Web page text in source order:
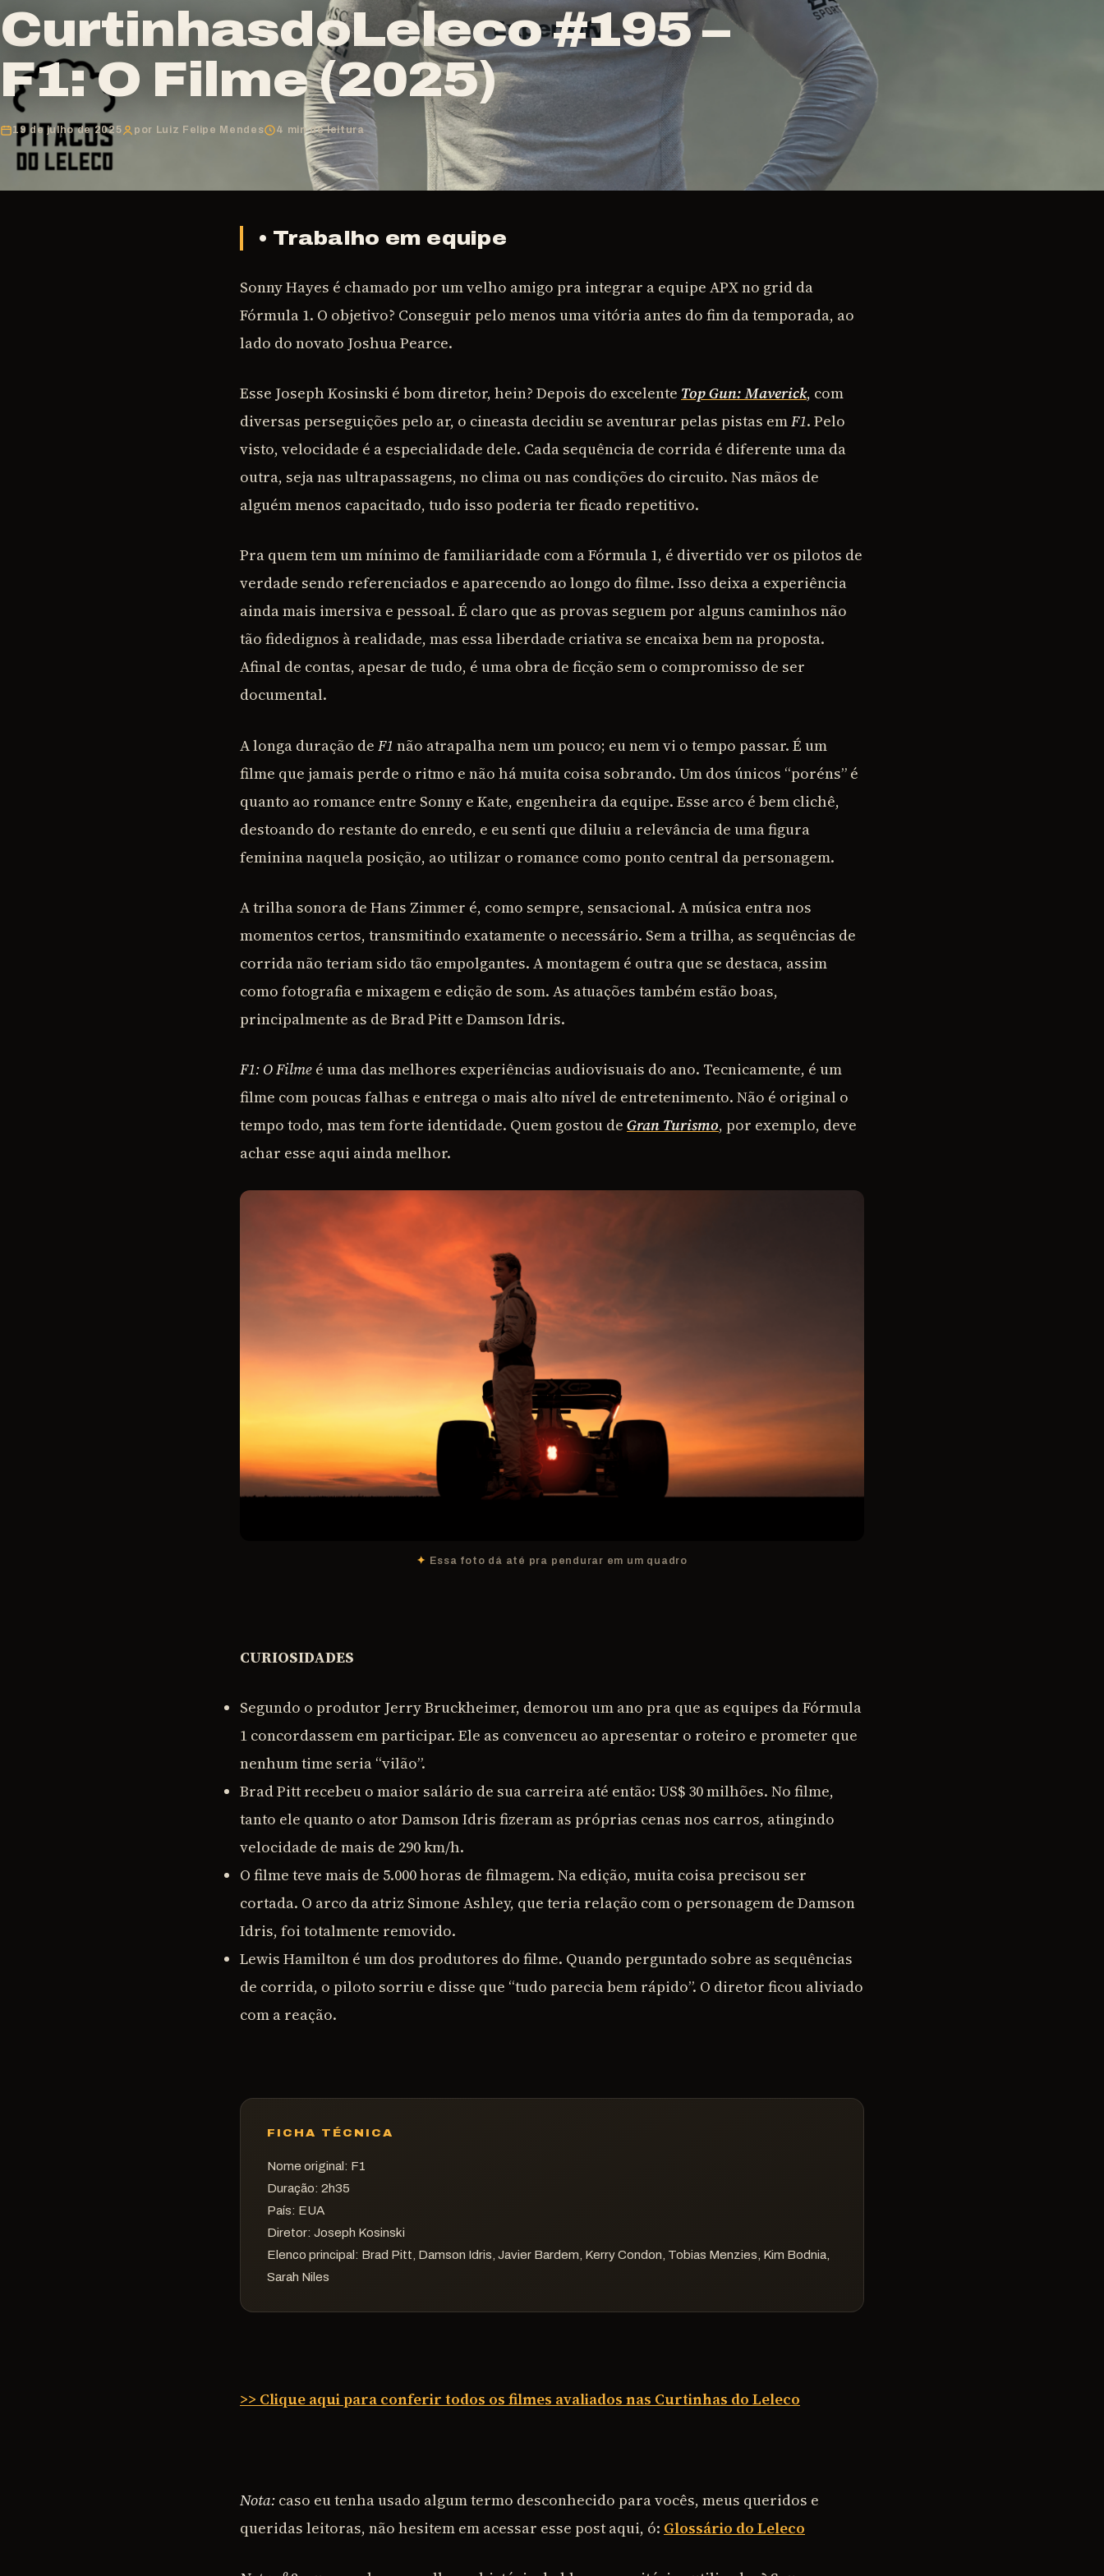
CurtinhasdoLeleco #195 –
F1: O Filme (2025)
19 de julho de 2025 por Luiz Felipe Mendes 4 min de leitura
• Trabalho em equipe
Sonny Hayes é chamado por um velho amigo pra integrar a equipe APX no grid da
Fórmula 1. O objetivo? Conseguir pelo menos uma vitória antes do fim da temporada, ao
lado do novato Joshua Pearce.
Esse Joseph Kosinski é bom diretor, hein? Depois do excelente Top Gun: Maverick, com
diversas perseguições pelo ar, o cineasta decidiu se aventurar pelas pistas emF1. Pelo
visto, velocidade é a especialidade dele. Cada sequência de corrida é diferente uma da
outra, seja nas ultrapassagens, no clima ou nas condições do circuito. Nas mãos de
alguém menos capacitado, tudo isso poderia ter ficado repetitivo.
Pra quem tem um mínimo de familiaridade com a Fórmula 1, é divertido ver os pilotos de
verdade sendo referenciados e aparecendo ao longo do filme. Isso deixa a experiência
ainda mais imersiva e pessoal. É claro que as provas seguem por alguns caminhos não
tão fidedignos à realidade, mas essa liberdade criativa se encaixa bem na proposta.
Afinal de contas, apesar de tudo, é uma obra de ficção sem o compromisso de ser
documental.
A longa duração de F1 não atrapalha nem um pouco; eu nem vi o tempo passar. É um
filme que jamais perde o ritmo e não há muita coisa sobrando. Um dos únicos “poréns” é
quanto ao romance entre Sonny e Kate, engenheira da equipe. Esse arco é bem clichê,
destoando do restante do enredo, e eu senti que diluiu a relevância de uma figura
feminina naquela posição, ao utilizar o romance como ponto central da personagem.
A trilha sonora de Hans Zimmer é, como sempre, sensacional. A música entra nos
momentos certos, transmitindo exatamente o necessário. Sem a trilha, as sequências de
corrida não teriam sido tão empolgantes. A montagem é outra que se destaca, assim
como fotografia e mixagem e edição de som. As atuações também estão boas,
principalmente as de Brad Pitt e Damson Idris.
F1: O Filme é uma das melhores experiências audiovisuais do ano. Tecnicamente, é um
filme com poucas falhas e entrega o mais alto nível de entretenimento. Não é original o
tempo todo, mas tem forte identidade. Quem gostou de Gran Turismo, por exemplo, deve
achar esse aqui ainda melhor.
Essa foto dá até pra pendurar em um quadro
CURIOSIDADES
Segundo o produtor Jerry Bruckheimer, demorou um ano pra que as equipes da Fórmula
1 concordassem em participar. Ele as convenceu ao apresentar o roteiro e prometer que
nenhum time seria “vilão”.
Brad Pitt recebeu o maior salário de sua carreira até então: US$ 30 milhões. No filme,
tanto ele quanto o ator Damson Idris fizeram as próprias cenas nos carros, atingindo
velocidade de mais de 290 km/h.
O filme teve mais de 5.000 horas de filmagem. Na edição, muita coisa precisou ser
cortada. O arco da atriz Simone Ashley, que teria relação com o personagem de Damson
Idris, foi totalmente removido.
Lewis Hamilton é um dos produtores do filme. Quando perguntado sobre as sequências
de corrida, o piloto sorriu e disse que “tudo parecia bem rápido”. O diretor ficou aliviado
com a reação.
FICHA TÉCNICA
Nome original: F1
Duração: 2h35
País: EUA
Diretor: Joseph Kosinski
Elenco principal: Brad Pitt, Damson Idris, Javier Bardem, Kerry Condon, Tobias Menzies, Kim Bodnia,
Sarah Niles
>> Clique aqui para conferir todos os filmes avaliados nas Curtinhas do Leleco
Nota: caso eu tenha usado algum termo desconhecido para vocês, meus queridos e
queridas leitoras, não hesitem em acessar esse post aqui, ó: Glossário do Leleco